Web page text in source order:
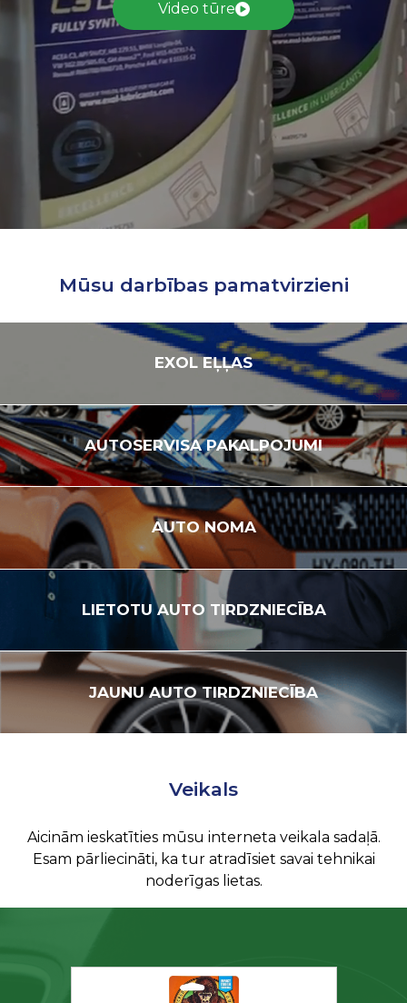
Video tūre
Mūsu darbības pamatvirzieni
EXOLEĻĻAS
AUTOSERVISAPAKALPOJUMI
AUTONOMA
LIETOTUAUTO TIRDZNIECĪBA
JAUNUAUTO TIRDZNIECĪBA
Veikals
Aicinām ieskatīties mūsu interneta veikala sadaļā.
Esam pārliecināti, ka tur atradīsiet savai tehnikai
noderīgas lietas.